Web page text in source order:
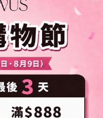
[3件任選] 珍珠粉免沖洗護髮
NT$569
NT$810